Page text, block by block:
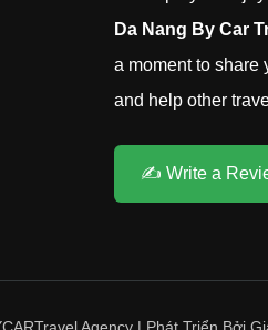
Da Nang By Car
a moment to share
and help other
✍️ Write a